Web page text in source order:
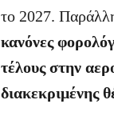
το 2027.
κανόνες
τέλους στην
διακεκριμένης